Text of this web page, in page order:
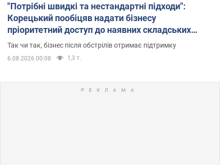
"Потрібні швидкі та нестандартні підходи":
Корецький пообіцяв надати бізнесу
пріоритетний доступ до наявних складських
приміщень
Так чи так, бізнес після обстрілів отримає підтримку
6.08.2026 00:08 1,3 т.